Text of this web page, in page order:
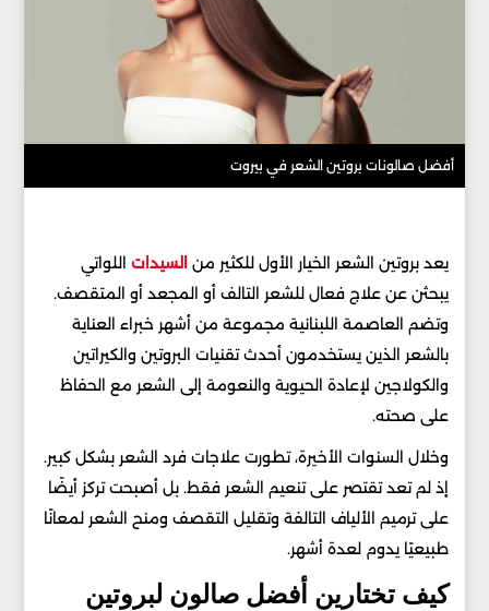
أفضل صالونات بروتين الشعر في بيروت
يعد بروتين الشعر الخيار الأول للكثير من السيدات اللواتي
يبحثن عن علاج فعال للشعر التالف أو المجعد أو المتقصف.
وتضم العاصمة اللبنانية مجموعة من أشهر خبراء العناية
بالشعر الذين يستخدمون أحدث تقنيات البروتين والكيراتين
والكولاجين لإعادة الحيوية والنعومة إلى الشعر مع الحفاظ
على صحته.
وخلال السنوات الأخيرة، تطورت علاجات فرد الشعر بشكل كبير.
إذ لم تعد تقتصر على تنعيم الشعر فقط. بل أصبحت تركز أيضًا
على ترميم الألياف التالفة وتقليل التقصف ومنح الشعر لمعانًا
طبيعيًا يدوم لعدة أشهر.
كيف تختارين أفضل صالون لبروتين